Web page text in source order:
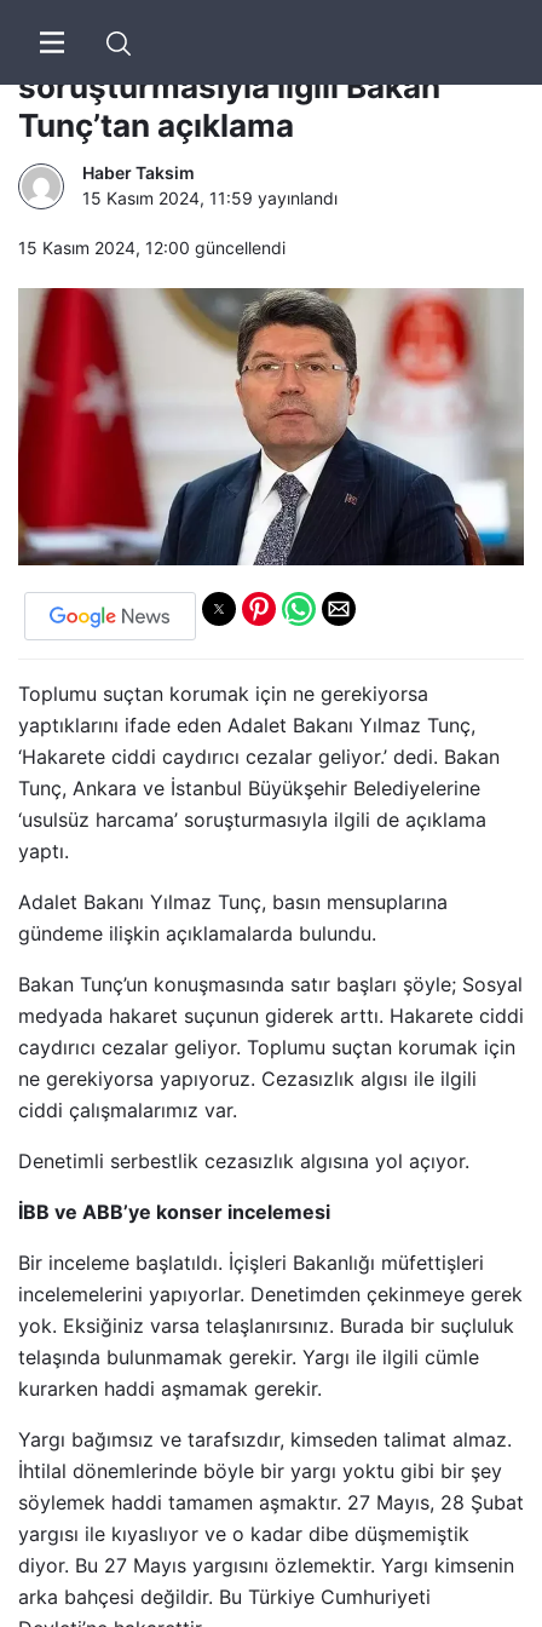
İBB ve ABB’ye ‘usulsüz harcama’
soruşturmasıyla ilgili Bakan
Tunç’tan açıklama
Haber Taksim
15 Kasım 2024, 11:59 yayınlandı
15 Kasım 2024, 12:00 güncellendi
Toplumu suçtan korumak için ne gerekiyorsa
yaptıklarını ifade eden Adalet Bakanı Yılmaz Tunç,
‘Hakarete ciddi caydırıcı cezalar geliyor.’ dedi. Bakan
Tunç, Ankara ve İstanbul Büyükşehir Belediyelerine
‘usulsüz harcama’ soruşturmasıyla ilgili de açıklama
yaptı.
Adalet Bakanı Yılmaz Tunç, basın mensuplarına
gündeme ilişkin açıklamalarda bulundu.
Bakan Tunç’un konuşmasında satır başları şöyle; Sosyal
medyada hakaret suçunun giderek arttı. Hakarete ciddi
caydırıcı cezalar geliyor. Toplumu suçtan korumak için
ne gerekiyorsa yapıyoruz. Cezasızlık algısı ile ilgili
ciddi çalışmalarımız var.
Denetimli serbestlik cezasızlık algısına yol açıyor.
İBB ve ABB’ye konser incelemesi
Bir inceleme başlatıldı. İçişleri Bakanlığı müfettişleri
incelemelerini yapıyorlar. Denetimden çekinmeye gerek
yok. Eksiğiniz varsa telaşlanırsınız. Burada bir suçluluk
telaşında bulunmamak gerekir. Yargı ile ilgili cümle
kurarken haddi aşmamak gerekir.
Yargı bağımsız ve tarafsızdır, kimseden talimat almaz.
İhtilal dönemlerinde böyle bir yargı yoktu gibi bir şey
söylemek haddi tamamen aşmaktır. 27 Mayıs, 28 Şubat
yargısı ile kıyaslıyor ve o kadar dibe düşmemiştik
diyor. Bu 27 Mayıs yargısını özlemektir. Yargı kimsenin
arka bahçesi değildir. Bu Türkiye Cumhuriyeti